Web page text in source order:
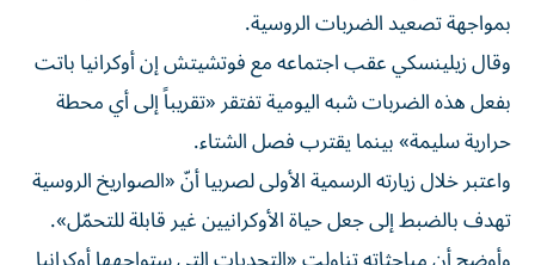
بمواجهة تصعيد الضربات الروسية.
وقال زيلينسكي عقب اجتماعه مع فوتشيتش إن أوكرانيا باتت
بفعل هذه الضربات شبه اليومية تفتقر «تقريباً إلى أي محطة
حرارية سليمة» بينما يقترب فصل الشتاء.
واعتبر خلال زيارته الرسمية الأولى لصربيا أنّ «الصواريخ الروسية
تهدف بالضبط إلى جعل حياة الأوكرانيين غير قابلة للتحمّل».